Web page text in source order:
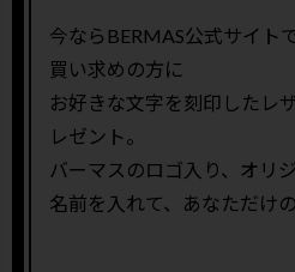
今ならBERMAS公式サイト
買い求めの方に
お好きな文字を刻印したレ
レゼント。
バーマスのロゴ入り、オリ
名前を入れて、あなただけ